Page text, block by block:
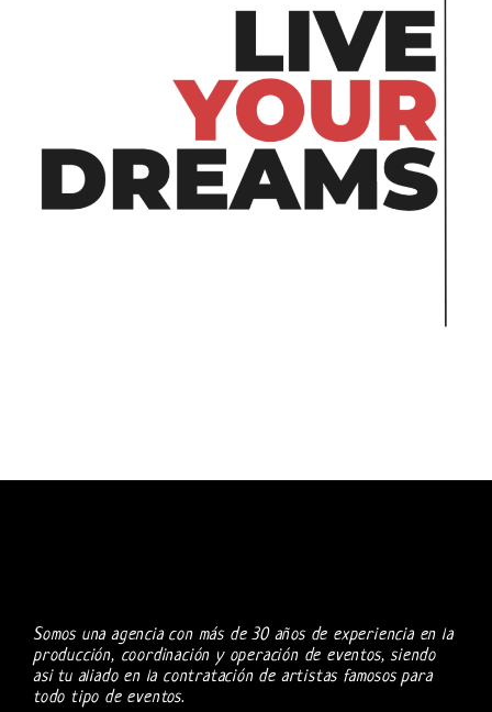
Somos una agencia con más de 30 años de experiencia en la
producción, coordinación y operación de eventos, siendo
asi tu aliado en la contratación de artistas famosos para
todo tipo de eventos.